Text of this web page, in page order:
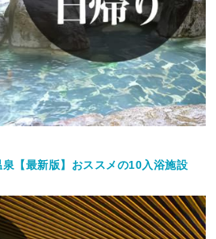
【最新版】おススメの10入浴施設